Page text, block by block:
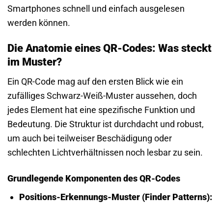
Smartphones schnell und einfach ausgelesen
werden können.
Die Anatomie eines QR-Codes: Was steckt
im Muster?
Ein QR-Code mag auf den ersten Blick wie ein
zufälliges Schwarz-Weiß-Muster aussehen, doch
jedes Element hat eine spezifische Funktion und
Bedeutung. Die Struktur ist durchdacht und robust,
um auch bei teilweiser Beschädigung oder
schlechten Lichtverhältnissen noch lesbar zu sein.
Grundlegende Komponenten des QR-Codes
Positions-Erkennungs-Muster (Finder Patterns):